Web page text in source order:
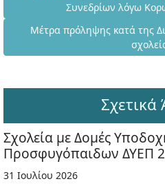
Συνεδρίων λόγω
Επόμενο άρθρο: Μέτρα
Μέτρα πρόληψης κατά της
Σχετικά
Σχολεία με Δομές
Προσφυγόπαιδων ΔΥΕΠ
31 Ιουλίου 2026